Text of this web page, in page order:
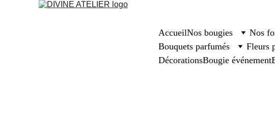
AccueilNos bougies Nos
Bouquets parfumés
Fleurs
DécorationsBougie événement